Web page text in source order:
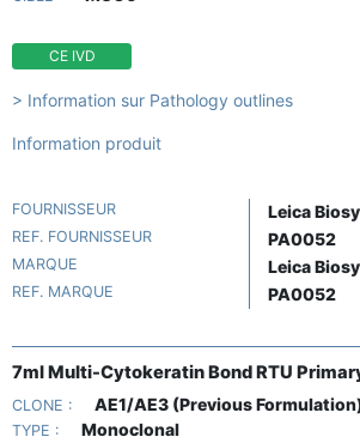
CE IVD
> Information sur Pathology outlines
Information produit
FOURNISSEUR Leica
REF. FOURNISSEUR PA0052
MARQUE Leica
REF. MARQUE PA0052
7ml Multi-Cytokeratin Bond RTU
CLONE : AE1/AE3 (Previous
TYPE : Monoclonal